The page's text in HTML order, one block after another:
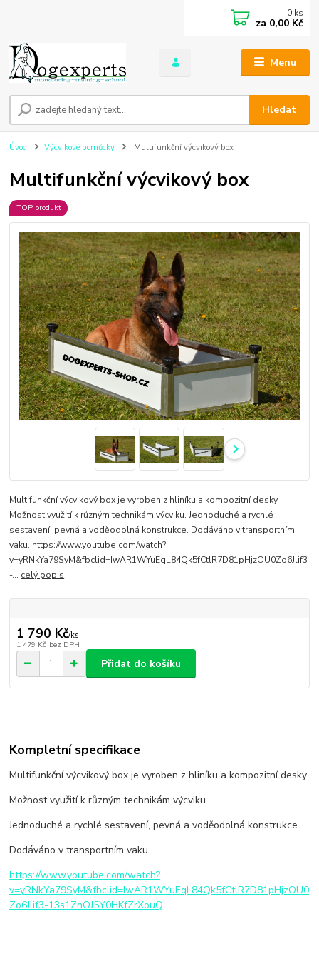
Menu
Hledat
0 ks
za 0,00 Kč
Úvod Výcvikové pomůcky Multifunkční výcvikový box
Multifunkční výcvikový box
TOP produkt
Multifunkční výcvikový box je vyroben z hliníku a kompozitní desky.
Možnost využití k různým technikám výcviku. Jednoduché a rychlé
sestavení, pevná a voděodolná konstrukce. Dodáváno v transportním
vaku. https://www.youtube.com/watch?
v=yRNkYa79SyM&fbclid=IwAR1WYuEqL84Qk5fCtlR7D81pHjzOU0Zo6Jlif3
-... celý popis
1 790 Kč/ks
1 479 Kč bez DPH
Přidat do košíku
Kompletní specifikace
Multifunkční výcvikový box je vyroben z hliníku a kompozitní desky.
Možnost využití k různým technikám výcviku.
Jednoduché a rychlé sestavení, pevná a voděodolná konstrukce.
Dodáváno v transportním vaku.
https://www.youtube.com/watch?
v=yRNkYa79SyM&fbclid=IwAR1WYuEqL84Qk5fCtlR7D81pHjzOU0
Zo6Jlif3-13s1ZnOJ5Y0HKfZrXouQ